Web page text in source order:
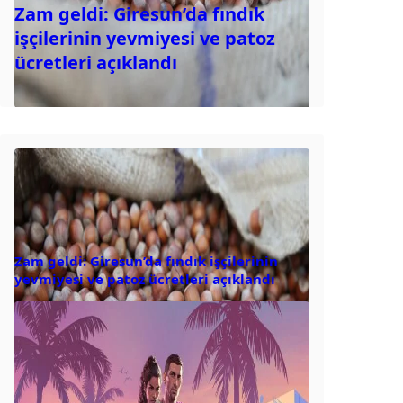
Zam geldi: Giresun’da fındık
işçilerinin yevmiyesi ve patoz
ücretleri açıklandı
Zam geldi: Giresun’da fındık işçilerinin
yevmiyesi ve patoz ücretleri açıklandı